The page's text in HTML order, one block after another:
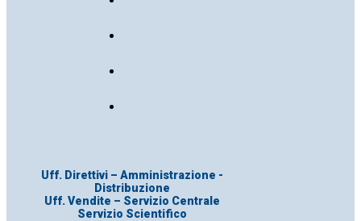
Uff. Direttivi – Amministrazione -
Distribuzione
Uff. Vendite – Servizio Centrale
Servizio Scientifico